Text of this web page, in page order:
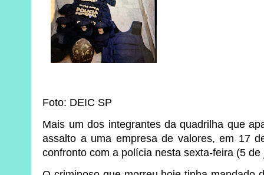
Foto: DEIC SP
Mais um dos integrantes da quadrilha que
assalto a uma empresa de valores, em 17
confronto com a polícia nesta sexta-feira (5